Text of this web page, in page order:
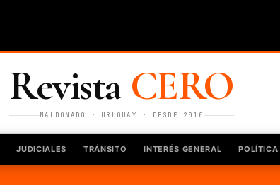
RevistaCERO
MALDONADO · URUGUAY · DESDE 2010
JUDICIALES TRÁNSITO INTERÉS GENERAL POLÍTICA